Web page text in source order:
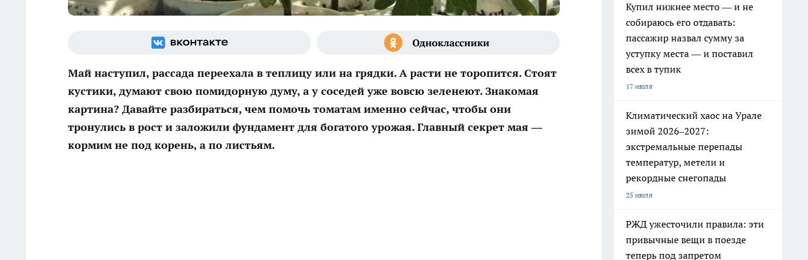
Май наступил, рассада переехала в теплицу или на грядки. А расти не торопится. Стоят
кустики, думают свою помидорную думу, а у соседей уже вовсю зеленеют. Знакомая
картина? Давайте разбираться, чем помочь томатам именно сейчас, чтобы они
тронулись в рост и заложили фундамент для богатого урожая. Главный секрет мая —
кормим не под корень, а по листьям.
Купил нижнее место — и не
собираюсь его отдавать:
пассажир назвал сумму за
уступку места — и поставил
всех в тупик
17 июля
Климатический хаос на Урале
зимой 2026–2027:
экстремальные перепады
температур, метели и
рекордные снегопады
25 июля
РЖД ужесточили правила: эти
привычные вещи в поезде
теперь под запретом